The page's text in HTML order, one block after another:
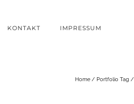
KONTAKT IMPRESSUM
Home / Portfolio Tag /